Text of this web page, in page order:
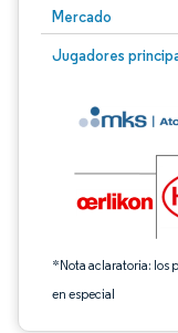
Mercado
Jugadores
*Nota aclaratoria: los
en especial
Imagen © Mordor